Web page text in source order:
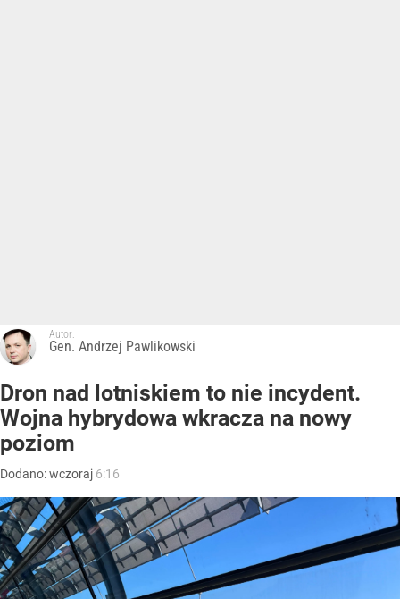
Autor:
Gen. Andrzej Pawlikowski
Dron nad lotniskiem to nie incydent.
Wojna hybrydowa wkracza na nowy
poziom
Dodano:wczoraj 6:16